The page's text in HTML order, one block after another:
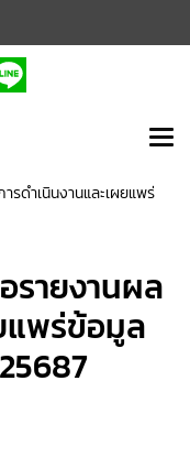
รดำเนินงานและเผยแพร่
รายงานผล
แพร่ข้อมูล